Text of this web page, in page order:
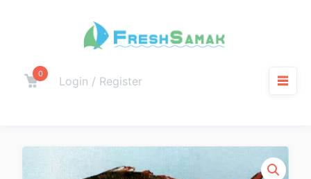
0
Login / Register